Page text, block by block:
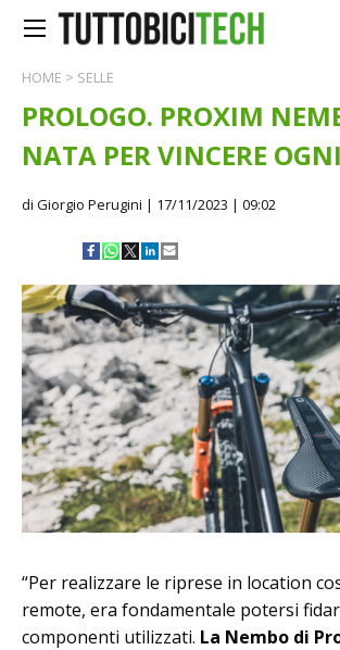
HOME > SELLE
PROLOGO. PROXIM
NATA PER VINCERE
di Giorgio Perugini | 17/11/2023 | 09:02
“Per realizzare le riprese in location
remote, era fondamentale potersi
componenti utilizzati. La Nembo di